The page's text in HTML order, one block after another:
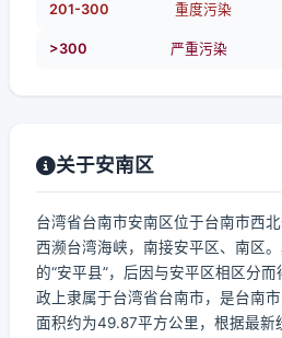
201-300 重度污染
>300 严重污染
关于安南区
台湾省台南市安南区位于台南市西
西濒台湾海峡，南接安平区、南区
的“安平县”，后因与安平区相区分而
政上隶属于台湾省台南市，是台南
面积约为49.87平方公里，根据最新